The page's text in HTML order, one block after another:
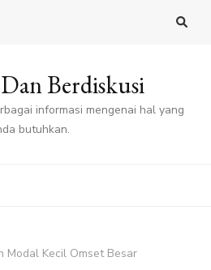
Berdiskusi
informasi mengenai hal yang
butuhkan.
Modal Kecil Omset Besar